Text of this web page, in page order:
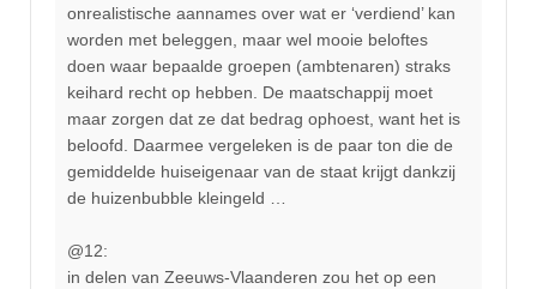
onrealistische aannames over wat er ‘verdiend’ kan
worden met beleggen, maar wel mooie beloftes
doen waar bepaalde groepen (ambtenaren) straks
keihard recht op hebben. De maatschappij moet
maar zorgen dat ze dat bedrag ophoest, want het is
beloofd. Daarmee vergeleken is de paar ton die de
gemiddelde huiseigenaar van de staat krijgt dankzij
de huizenbubble kleingeld …
@12:
in delen van Zeeuws-Vlaanderen zou het op een